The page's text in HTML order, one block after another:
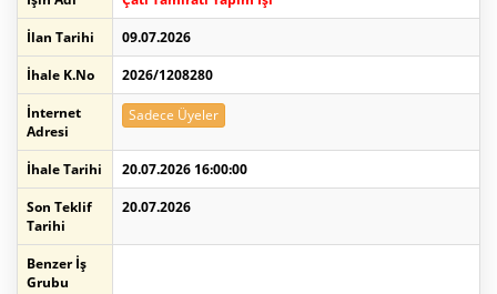
İlan Tarihi
09.07.2026
İhale K.No
2026/1208280
İnternet
Adresi
Sadece Üyeler
İhale Tarihi
20.07.2026 16:00:00
Son Teklif
Tarihi
20.07.2026
Benzer İş
Grubu